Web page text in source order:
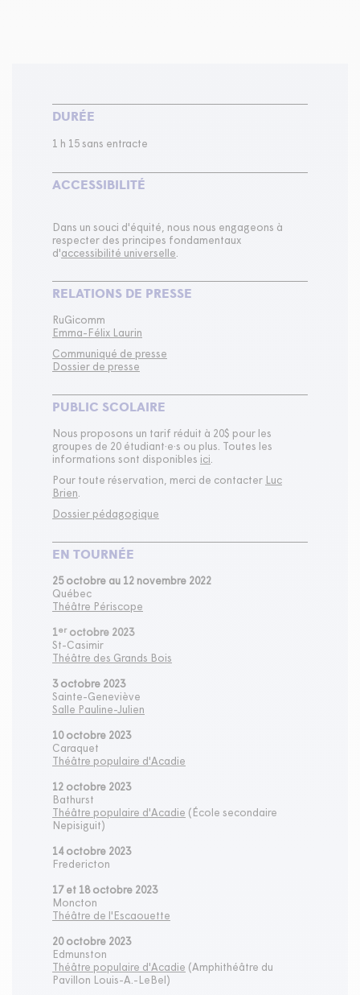
DURÉE
1 h 15 sans entracte
ACCESSIBILITÉ
Dans un souci d'équité, nous nous engageons à
respecter des principes fondamentaux
d'accessibilité universelle.
RELATIONS DE PRESSE
RuGicomm
Emma-Félix Laurin
Communiqué de presse
Dossier de presse
PUBLIC SCOLAIRE
Nous proposons un tarif réduit à 20$ pour les
groupes de 20 étudiant·e·s ou plus. Toutes les
informations sont disponibles ici.
Pour toute réservation, merci de contacter Luc
Brien.
Dossier pédagogique
EN TOURNÉE
25 octobre au 12 novembre 2022
Québec
Théâtre Périscope
1er octobre 2023
St-Casimir
Théâtre des Grands Bois
3 octobre 2023
Sainte-Geneviève
Salle Pauline-Julien
10 octobre 2023
Caraquet
Théâtre populaire d'Acadie
12 octobre 2023
Bathurst
Théâtre populaire d'Acadie (École secondaire
Nepisiguit)
14 octobre 2023
Fredericton
17 et 18 octobre 2023
Moncton
Théâtre de l'Escaouette
20 octobre 2023
Edmunston
Théâtre populaire d'Acadie (Amphithéâtre du
Pavillon Louis-A.-LeBel)